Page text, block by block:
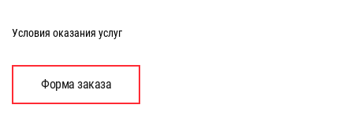
Условия оказания услуг
Форма заказа